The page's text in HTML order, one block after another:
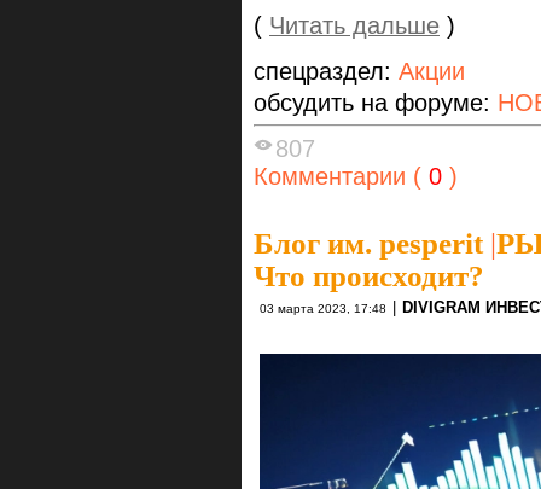
( Читать дальше )
спецраздел: Акции
обсудить на форуме:
807
Комментарии ( 0 )
Блог им. pesperit|
Что происходит?
03 марта 2023, 17:48 DIVIGRAM